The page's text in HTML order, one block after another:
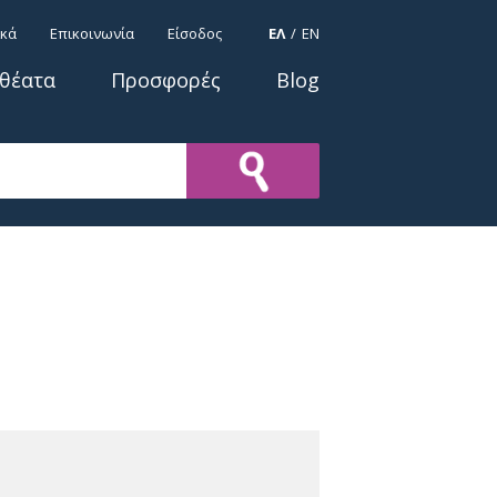
Επικοινωνία Είσοδος ΓΛΩΣΣΕΣ
ΕΛ EN
Προσφορές Blog